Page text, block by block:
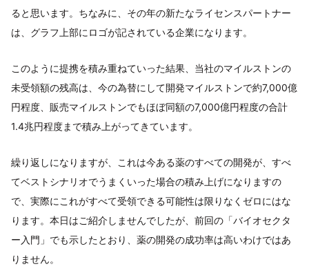
ると思います。ちなみに、その年の新たなライセンスパートナー
は、グラフ上部にロゴが記されている企業になります。
このように提携を積み重ねていった結果、当社のマイルストンの
未受領額の残高は、今の為替にして開発マイルストンで約7,000億
円程度、販売マイルストンでもほぼ同額の7,000億円程度の合計
1.4兆円程度まで積み上がってきています。
繰り返しになりますが、これは今ある薬のすべての開発が、すべ
てベストシナリオでうまくいった場合の積み上げになりますの
で、実際にこれがすべて受領できる可能性は限りなくゼロにはな
ります。本日はご紹介しませんでしたが、前回の「バイオセクタ
ー入門」でも示したとおり、薬の開発の成功率は高いわけではあ
りません。